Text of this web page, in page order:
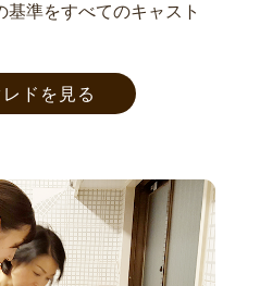
基準をすべてのキャスト
レドを見る